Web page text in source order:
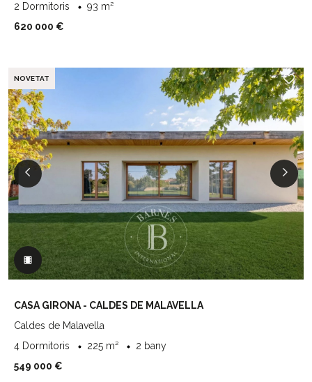
2 Dormitoris
93 m²
620 000 €
NOVETAT
CASA GIRONA - CALDES DE MALAVELLA
Caldes de Malavella
4 Dormitoris
225 m²
2 bany
549 000 €